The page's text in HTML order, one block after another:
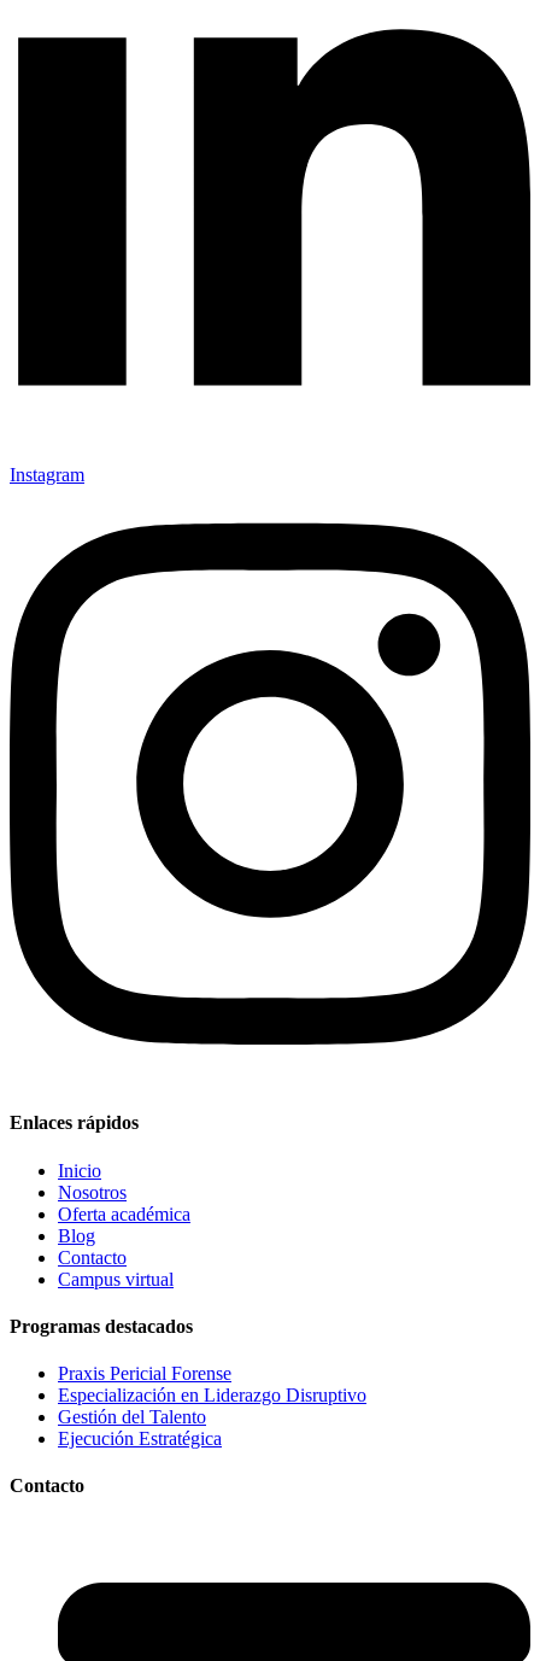
Instagram
Enlaces rápidos
Inicio
Nosotros
Oferta académica
Blog
Contacto
Campus virtual
Programas destacados
Praxis Pericial Forense
Especialización en Liderazgo Disruptivo
Gestión del Talento
Ejecución Estratégica
Contacto